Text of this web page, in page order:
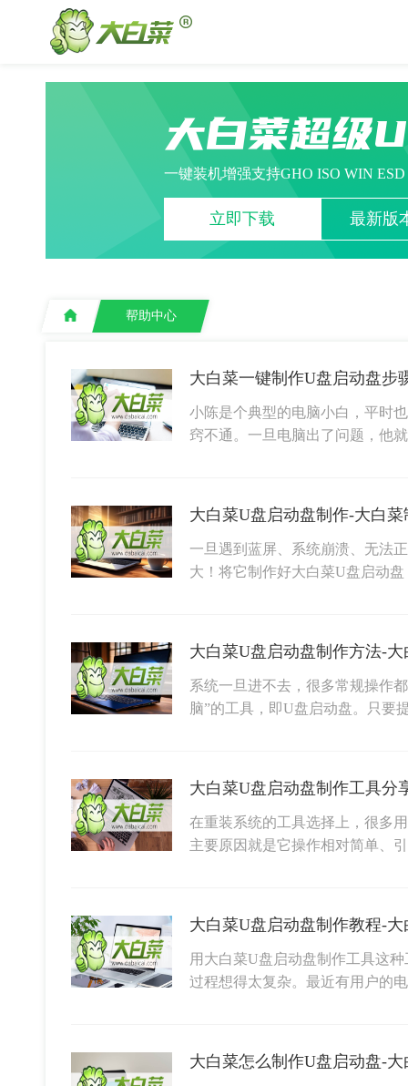
大白菜超级
一键装机增强支持GHO ISO WIN
立即下载 最新版
帮助中心
大白菜一键制作U盘启动盘步
小陈是个典型的电脑小白，平时
窍不通。一旦电脑出了问题，他
大白菜U盘启动盘制作-大白
一旦遇到蓝屏、系统崩溃、无法
大！将它制作好大白菜U盘启动
大白菜U盘启动盘制作方法-
系统一旦进不去，很多常规操作
脑”的工具，即U盘启动盘。只要
大白菜U盘启动盘制作工具分
在重装系统的工具选择上，很多
主要原因就是它操作相对简单、
大白菜U盘启动盘制作教程-
用大白菜U盘启动盘制作工具这
过程想得太复杂。最近有用户的
大白菜怎么制作U盘启动盘-